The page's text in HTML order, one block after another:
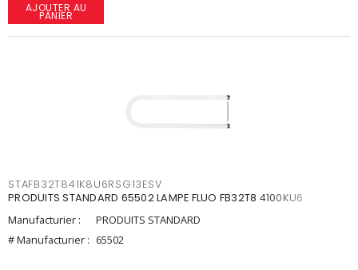
AJOUTER AU
PANIER
STAFB32T841K8U6RSG13ESV
PRODUITS STANDARD 65502 LAMPE FLUO FB32T8 4100KU6
Manufacturier :
PRODUITS STANDARD
# Manufacturier : 65502